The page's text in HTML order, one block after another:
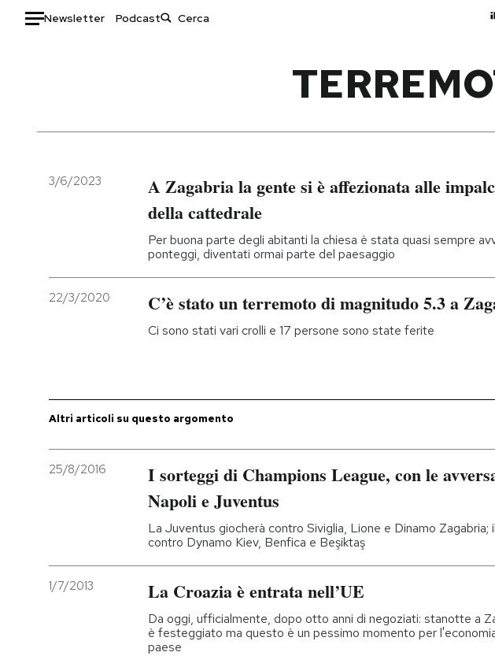
Newsletter Podcast
Italia
Politica
Economia
Moda
Ok Boomer!
Media
Mondiali calcio 2026
CALENDARIO
AREA PERSONALE
3/6/2023
A Zagabria la gente si è affezionata alle
della cattedrale
Per buona parte degli abitanti la chiesa è stata quasi sempre
ponteggi, diventati ormai parte del paesaggio
22/3/2020 C’è stato un terremoto di magnitudo 5.3 a
Ci sono stati vari crolli e 17 persone sono state ferite
Altri articoli su questo argomento
25/8/2016
I sorteggi di Champions League, con le
Napoli e Juventus
La Juventus giocherà contro Siviglia, Lione e Dinamo Zagabria;
contro Dynamo Kiev, Benfica e Beşiktaş
1/7/2013 La Croazia è entrata nell’UE
Da oggi, ufficialmente, dopo otto anni di negoziati: stanotte a
è festeggiato ma questo è un pessimo momento per
paese